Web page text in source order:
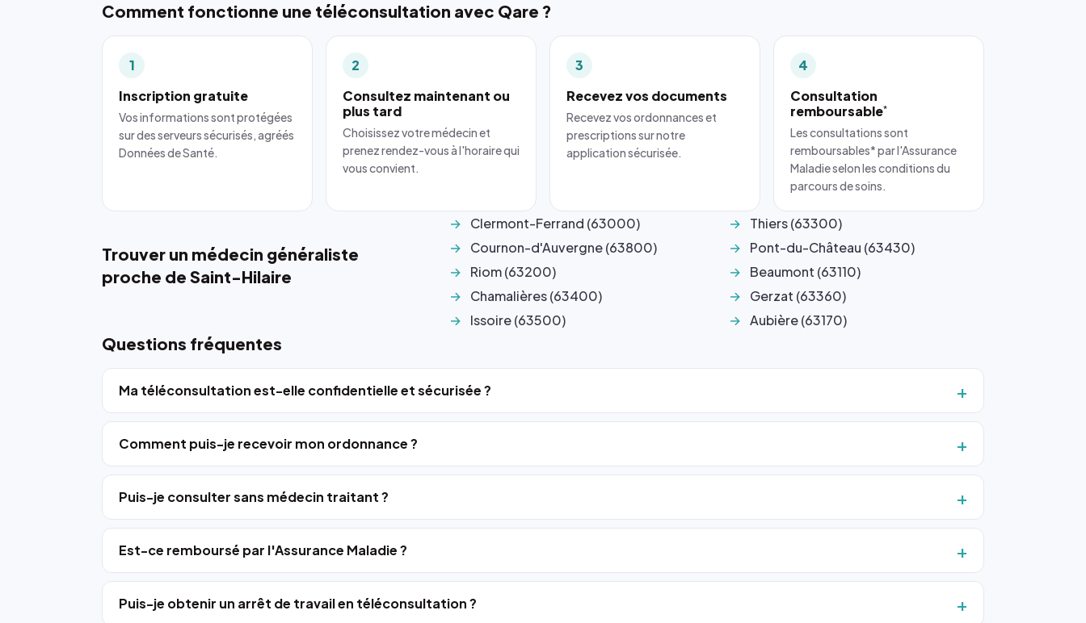
Comment fonctionne une téléconsultation avec Qare ?
1
Inscription gratuite
Vos informations sont protégées
sur des serveurs sécurisés, agréés
Données de Santé.
2
Consultez maintenant ou
plus tard
Choisissez votre médecin et
prenez rendez-vous à l'horaire qui
vous convient.
3
Recevez vos documents
Recevez vos ordonnances et
prescriptions sur notre
application sécurisée.
4
Consultation
remboursable*
Les consultations sont
remboursables* par l'Assurance
Maladie selon les conditions du
parcours de soins.
Trouver un médecin généraliste
proche de Saint-Hilaire
Clermont-Ferrand (63000)
Cournon-d'Auvergne (63800)
Riom (63200)
Chamalières (63400)
Issoire (63500)
Thiers (63300)
Pont-du-Château (63430)
Beaumont (63110)
Gerzat (63360)
Aubière (63170)
Questions fréquentes
Ma téléconsultation est-elle confidentielle et sécurisée ?
Comment puis-je recevoir mon ordonnance ?
Puis-je consulter sans médecin traitant ?
Est-ce remboursé par l'Assurance Maladie ?
Puis-je obtenir un arrêt de travail en téléconsultation ?